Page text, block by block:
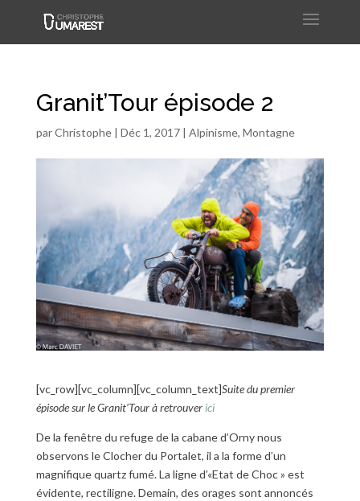
Granit’Tour épisode 2
parChristophe| Déc 1, 2017| Alpinisme, Montagne
[vc_row][vc_column][vc_column_text]Suite du premier
épisode sur le Granit’Tour à retrouver ici
De la fenêtre du refuge de la cabane d’Orny nous
observons le Clocher du Portalet, il a la forme d’un
magnifique quartz fumé. La ligne d’«Etat de Choc » est
évidente, rectiligne. Demain, des orages sont annoncés